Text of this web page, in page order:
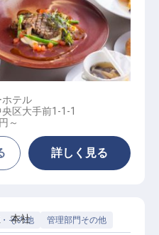
ーパーバイザー）
ホテル
区大手前1-1-1
～
詳しく見る
その他 管理部門その他
本社